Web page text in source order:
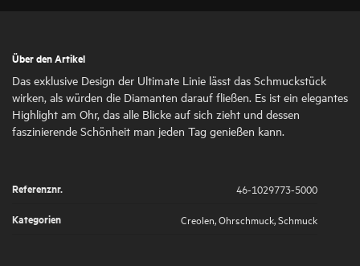
Über den Artikel
Das exklusive Design der Ultimate Linie lässt das Schmuckstück
wirken, als würden die Diamanten darauf fließen. Es ist ein elegantes
Highlight am Ohr, das alle Blicke auf sich zieht und dessen
faszinierende Schönheit man jeden Tag genießen kann.
Referenznr.
46-1029773-5000
Kategorien
Creolen Ohrschmuck Schmuck